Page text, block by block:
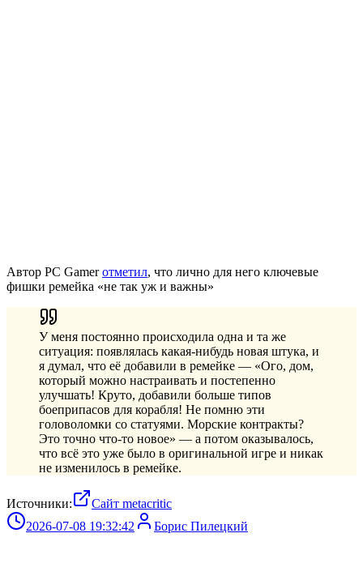
Автор PC Gamerотметил, что лично для него ключевые
фишки ремейка «не так уж и важны»
У меня постоянно происходила одна и та же
ситуация: появлялась какая-нибудь новая штука, и
я думал, что её добавили в ремейке — «Ого, дом,
который можно настраивать и постепенно
улучшать! Круто, добавили больше типов
боеприпасов для корабля! Не помню эти
головоломки со статуями. Морские контракты?
Это точно что-то новое» — а потом оказывалось,
что всё это уже было в оригинальной игре и никак
не изменилось в ремейке.
Источники:
Сайт metacritic
2026-07-08 19:32:42
Борис Пилецкий